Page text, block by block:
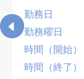
勤務日
勤務曜日
時間（開始）
時間（終了）